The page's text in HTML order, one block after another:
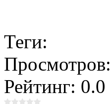
Теги:
Просмотров:
Рейтинг: 0.0